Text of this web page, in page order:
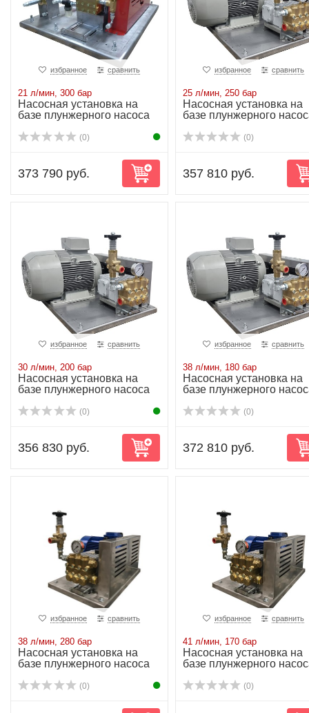
избранное сравнить
21 л/мин, 300 бар
Насосная установка на
базе плунжерного насоса
(0)
373 790 руб.
избранное сравнить
25 л/мин, 250 бар
Насосная установка на
базе плунжерного
(0)
357 810 руб.
избранное сравнить
30 л/мин, 200 бар
Насосная установка на
базе плунжерного насоса
(0)
356 830 руб.
избранное сравнить
38 л/мин, 180 бар
Насосная установка на
базе плунжерного
(0)
372 810 руб.
избранное сравнить
38 л/мин, 280 бар
Насосная установка на
базе плунжерного насоса
(0)
избранное сравнить
41 л/мин, 170 бар
Насосная установка на
базе плунжерного
(0)